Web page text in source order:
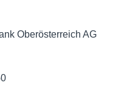
Oberösterreich AG